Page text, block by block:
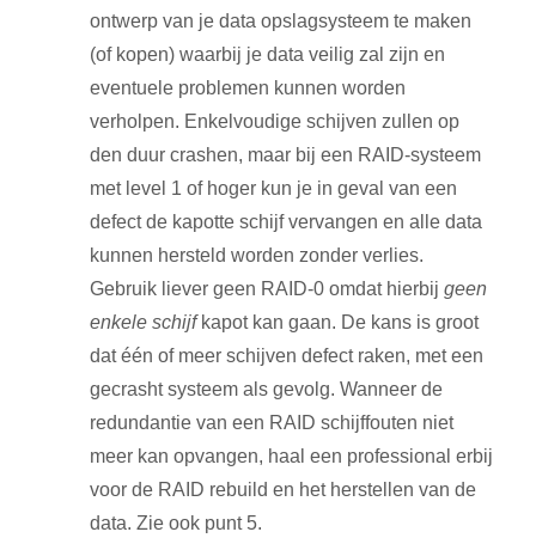
ontwerp van je data opslagsysteem te maken
(of kopen) waarbij je data veilig zal zijn en
eventuele problemen kunnen worden
verholpen. Enkelvoudige schijven zullen op
den duur crashen, maar bij een RAID-systeem
met level 1 of hoger kun je in geval van een
defect de kapotte schijf vervangen en alle data
kunnen hersteld worden zonder verlies.
Gebruik liever geen RAID-0 omdat hierbij geen
enkele schijfkapot kan gaan. De kans is groot
dat één of meer schijven defect raken, met een
gecrasht systeem als gevolg. Wanneer de
redundantie van een RAID schijffouten niet
meer kan opvangen, haal een professional erbij
voor de RAID rebuild en het herstellen van de
data. Zie ook punt 5.